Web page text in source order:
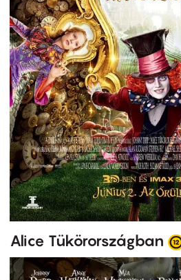
Alice Tükörországban